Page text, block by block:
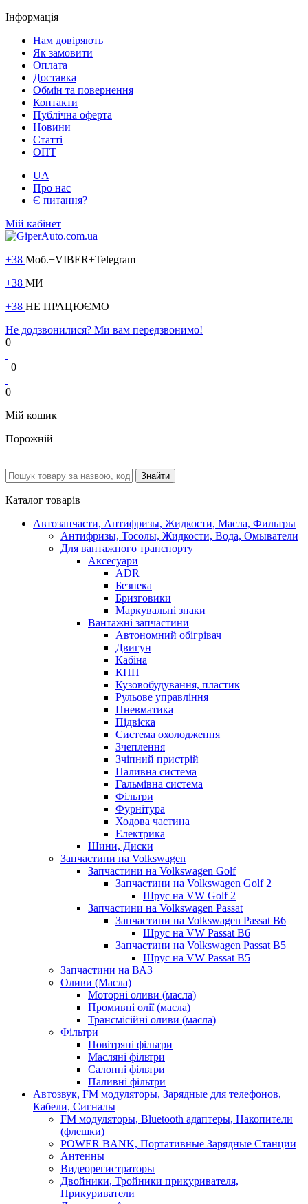
Інформація
Нам довіряють
Як замовити
Оплата
Доставка
Обмін та повернення
Контакти
Публічна оферта
Новини
Статті
ОПТ
UA
Про нас
Є питання?
Мій кабінет
+38 Моб.+VIBER+Telegram
+38 МИ
+38 НЕ ПРАЦЮЄМО
Не додзвонилися? Ми вам передзвонимо!
0
0
0
Мій кошик
Порожній
Каталог товарів
Автозапчасти, Антифризы, Жидкости, Масла, Фильтры
Антифризы, Тосолы, Жидкости, Вода, Омыватели
Для вантажного транспорту
Аксесуари
ADR
Безпека
Бризговики
Маркувальні знаки
Вантажні запчастини
Автономний обігрівач
Двигун
Кабіна
КПП
Кузовобудування, пластик
Рульове управління
Пневматика
Підвіска
Система охолодження
Зчеплення
Зчіпний пристрій
Паливна система
Гальмівна система
Фільтри
Фурнітура
Ходова частина
Електрика
Шини, Диски
Запчастини на Volkswagen
Запчастини на Volkswagen Golf
Запчастини на Volkswagen Golf 2
Шрус на VW Golf 2
Запчастини на Volkswagen Passat
Запчастини на Volkswagen Passat B6
Шрус на VW Passat B6
Запчастини на Volkswagen Passat B5
Шрус на VW Passat B5
Запчастини на ВАЗ
Оливи (Масла)
Моторні оливи (масла)
Промивні олії (масла)
Трансмісійні оливи (масла)
Фільтри
Повітряні фільтри
Масляні фільтри
Салонні фільтри
Паливні фільтри
Автозвук, FM модуляторы, Зарядные для телефонов,
Кабели, Сигналы
FM модуляторы, Bluetooth адаптеры, Накопители
(флешки)
POWER BANK, Портативные Зарядные Станции
Антенны
Видеорегистраторы
Двойники, Тройники прикуривателя,
Прикуриватели